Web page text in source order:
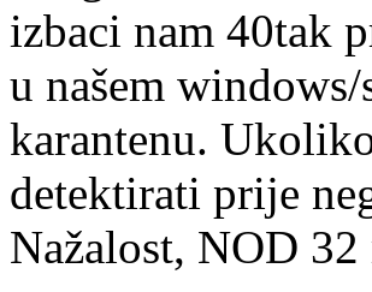
izbaci nam 40tak
u našem
karantenu.
detektirati prije
Nažalost, NOD 32